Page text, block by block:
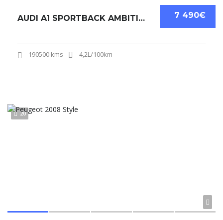
7 490€
AUDI A1 SPORTBACK AMBITION
190500 kms 4,2L/100km
20